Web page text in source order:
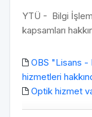
YTÜ - Bilgi
kapsamları
OBS "Lisans -
hizmetleri
Optik hizmet